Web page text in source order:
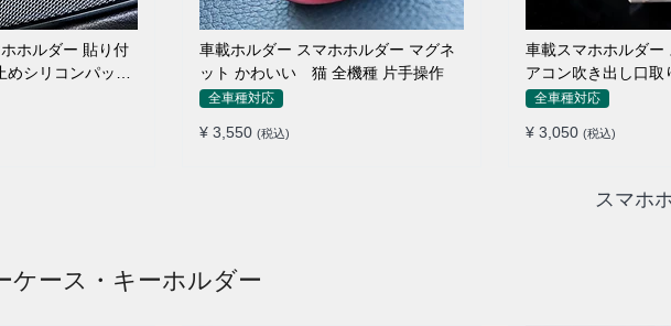
ホルダー 貼り付
シリコンパッド
車載ホルダー スマホホルダー マグネ
ット かわいい 猫 全機種 片手操作
全車種対応
¥ 3,550 (税込)
車載スマホホルダー
アコン吹き出し口取
愛い アニメ
全車種対応
¥ 3,050 (税込)
スマホ
ケース・キーホルダー